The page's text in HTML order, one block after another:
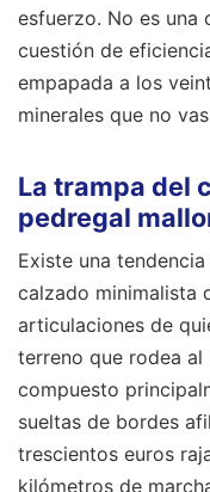
esfuerzo. No es una
cuestión de
empapada a los
minerales que no
La trampa del
pedregal
Existe una
calzado minimalista
articulaciones de
terreno que rodea al
compuesto
sueltas de bordes
trescientos euros
kilómetros de